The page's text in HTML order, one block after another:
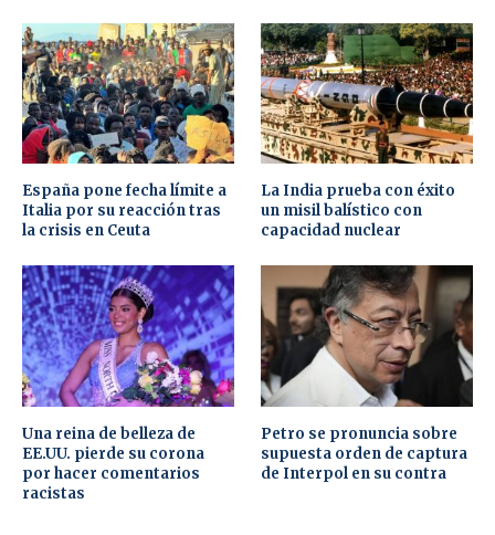
España pone fecha límite a
Italia por su reacción tras
la crisis en Ceuta
La India prueba con éxito
un misil balístico con
capacidad nuclear
Una reina de belleza de
EE.UU. pierde su corona
por hacer comentarios
racistas
Petro se pronuncia sobre
supuesta orden de captura
de Interpol en su contra